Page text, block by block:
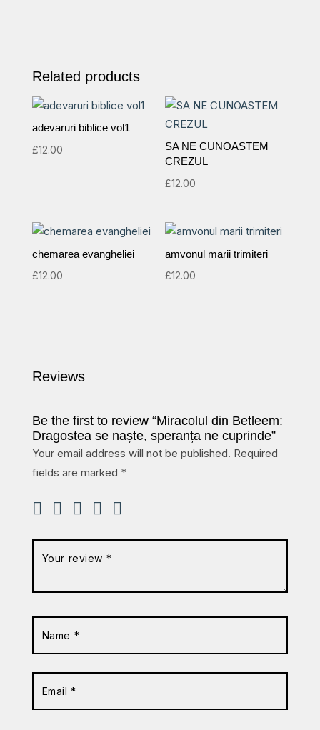
quantity
Related products
adevaruri biblice vol1
£12.00
SA NE CUNOASTEM
CREZUL
£12.00
chemarea evangheliei
£12.00
amvonul marii trimiteri
£12.00
Reviews
Be the first to review “Miracolul din Betleem:
Dragostea se naște, speranța ne cuprinde”
Your email address will not be published. Required
fields are marked *